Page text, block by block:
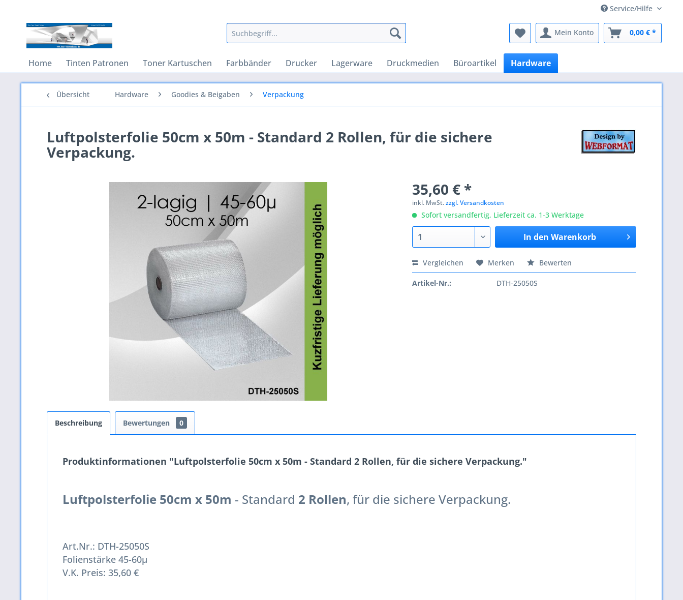
Service/Hilfe
Mein Konto 0,00 € *
Home Tinten Patronen Toner Kartuschen Farbbänder Drucker Lagerware Druckmedien Büroartikel Hardware
Übersicht Hardware Goodies & Beigaben Verpackung
Luftpolsterfolie 50cm x 50m - Standard 2 Rollen, für die sichere
Verpackung.
35,60 € *
inkl. MwSt.zzgl. Versandkosten
Sofort versandfertig, Lieferzeit ca. 1-3 Werktage
In den Warenkorb
Vergleichen Merken Bewerten
Artikel-Nr.: DTH-25050S
Beschreibung Bewertungen 0
Produktinformationen "Luftpolsterfolie 50cm x 50m - Standard 2 Rollen, für die sichere Verpackung."
Luftpolsterfolie 50cm x 50m - Standard 2 Rollen, für die sichere Verpackung.
Art.Nr.: DTH-25050S
Folienstärke 45-60µ
V.K. Preis: 35,60 €